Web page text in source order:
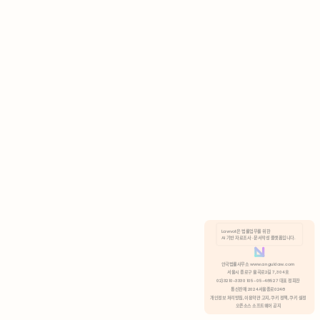
분석 쿠키 허용
Lawvot은 법률업무를 위한
AI 기반 자료조사 · 문서작성 플랫폼입니다.
안국법률사무소 www.anguklaw.com
서울시 종로구 율곡로2길 7, 304호
02)3210-3330 105-05-48527 대표 정희찬
통신판매 2024서울종로0248
개인정보 처리방침, 이용약관 고지, 쿠키 정책, 쿠키 설정
오픈소스 소프트웨어 공지